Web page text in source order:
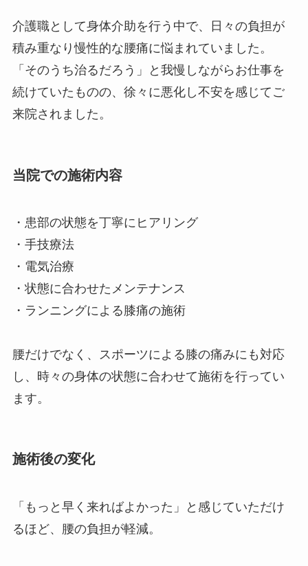
介護職として身体介助を行う中で、日々の負担が
積み重なり慢性的な腰痛に悩まれていました。
「そのうち治るだろう」と我慢しながらお仕事を
続けていたものの、徐々に悪化し不安を感じてご
来院されました。
当院での施術内容
・患部の状態を丁寧にヒアリング
・手技療法
・電気治療
・状態に合わせたメンテナンス
・ランニングによる膝痛の施術
腰だけでなく、スポーツによる膝の痛みにも対応
し、時々の身体の状態に合わせて施術を行ってい
ます。
施術後の変化
「もっと早く来ればよかった」と感じていただけ
るほど、腰の負担が軽減。